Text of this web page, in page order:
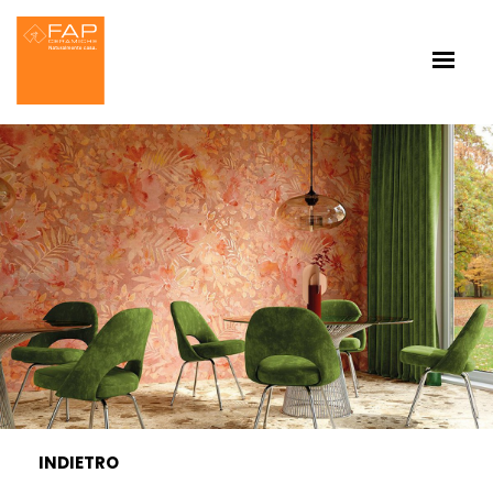
INDIETRO